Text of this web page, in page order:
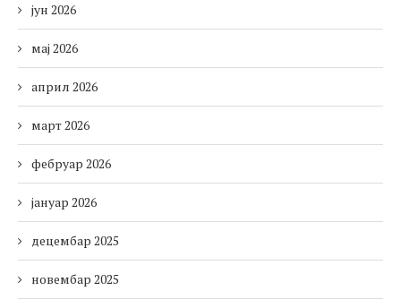
јун 2026
мај 2026
април 2026
март 2026
фебруар 2026
јануар 2026
децембар 2025
новембар 2025